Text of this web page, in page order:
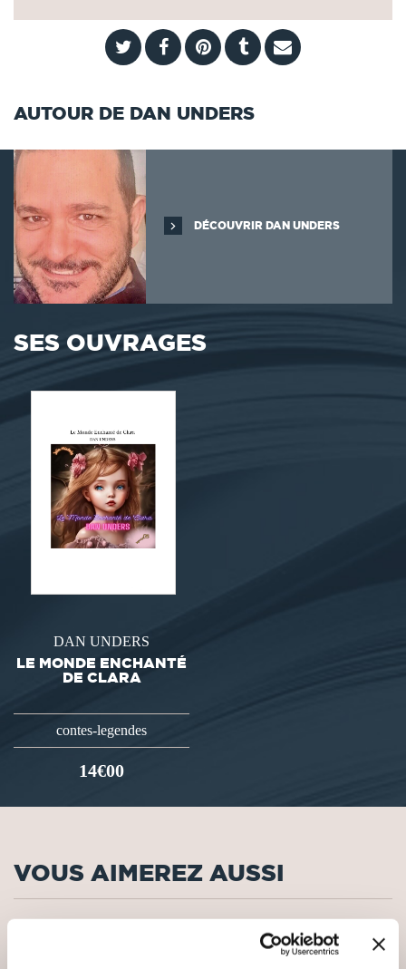
AUTOUR DE DAN UNDERS
DÉCOUVRIR DAN UNDERS
SES OUVRAGES
DAN UNDERS
LE MONDE ENCHANTÉ
DE CLARA
contes-legendes
14€00
VOUS AIMEREZ AUSSI